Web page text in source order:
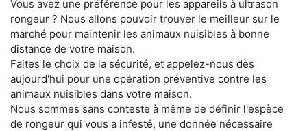
Vous avez une préférence pour les appareils à ultrason
rongeur ? Nous allons pouvoir trouver le meilleur sur le
marché pour maintenir les animaux nuisibles à bonne
distance de votre maison.
Faites le choix de la sécurité, et appelez-nous dès
aujourd'hui pour une opération préventive contre les
animaux nuisibles dans votre maison.
Nous sommes sans conteste à même de définir l'espèce
de rongeur qui vous a infesté, une donnée nécessaire